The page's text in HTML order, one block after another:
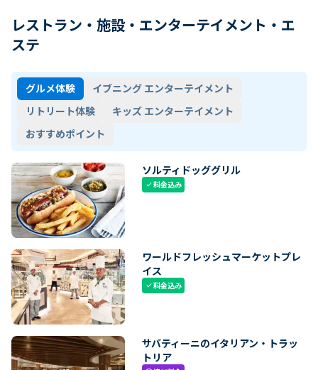
レストラン・施設・エンターテイメント・エ
ステ
グルメ体験
イブニング エンターテイメント
リトリート体験
キッズ エンターテイメント
おすすめポイント
ソルティドッググリル
check料金込み
ワールドフレッシュマーケットプレ
イス
check料金込み
サバティーニのイタリアン・トラッ
トリア